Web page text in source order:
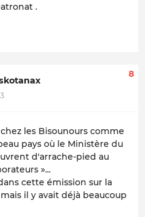
.
8
les Bisounours comme
pays où le Ministère du
d'arrache-pied au
»...
cette émission sur la
il y avait déjà beaucoup